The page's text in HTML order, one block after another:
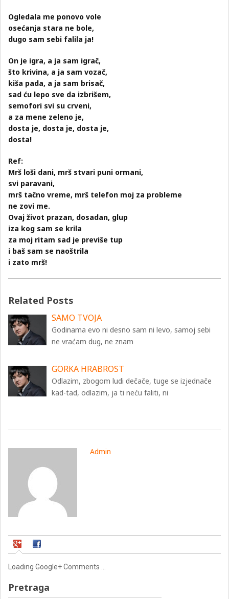
Ogledala me ponovo vole
osećanja stara ne bole,
dugo sam sebi falila ja!
On je igra, a ja sam igrač,
što krivina, a ja sam vozač,
kiša pada, a ja sam brisač,
sad ću lepo sve da izbrišem,
semofori svi su crveni,
a za mene zeleno je,
dosta je, dosta je, dosta je,
dosta!
Ref:
Mrš loši dani, mrš stvari puni ormani,
svi paravani,
mrš tačno vreme, mrš telefon moj za probleme
ne zovi me.
Ovaj život prazan, dosadan, glup
iza kog sam se krila
za moj ritam sad je previše tup
i baš sam se naoštrila
i zato mrš!
Related Posts
SAMO TVOJA
Godinama evo ni desno sam ni levo, samoj sebi
ne vraćam dug, ne znam
GORKA HRABROST
Odlazim, zbogom ludi dečače, tuge se izjednače
kad-tad, odlazim, ja ti neću faliti, ni
Admin
Loading Google+ Comments ...
Pretraga